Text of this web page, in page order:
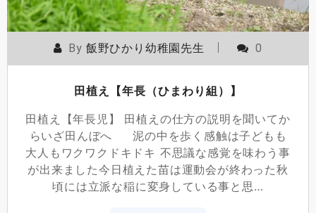
By 飯野ひかり幼稚園先生 0
田植え【年長（ひまわり組）】
田植え【年長児】 田植えの仕方の説明を聞いてか
らいざ田んぼへ 泥の中を歩く感触は子どもも
大人もワクワクドキドキ 不思議な感覚を味わう事
が出来ました今日植えた苗は運動会が終わった秋
頃には立派な稲に変身している事と思…